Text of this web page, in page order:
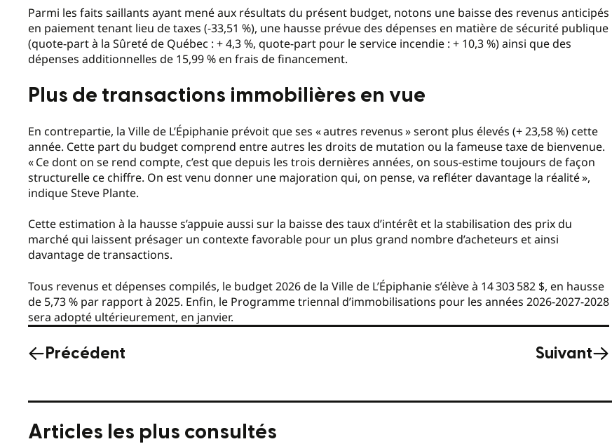
Parmi les faits saillants ayant mené aux résultats du présent budget, notons une baisse des revenus anticipés
en paiement tenant lieu de taxes (-33,51 %), une hausse prévue des dépenses en matière de sécurité publique
(quote-part à la Sûreté de Québec : + 4,3 %, quote-part pour le service incendie : + 10,3 %) ainsi que des
dépenses additionnelles de 15,99 % en frais de financement.
Plus de transactions immobilières en vue
En contrepartie, la Ville de L’Épiphanie prévoit que ses « autres revenus » seront plus élevés (+ 23,58 %) cette
année. Cette part du budget comprend entre autres les droits de mutation ou la fameuse taxe de bienvenue.
« Ce dont on se rend compte, c’est que depuis les trois dernières années, on sous-estime toujours de façon
structurelle ce chiffre. On est venu donner une majoration qui, on pense, va refléter davantage la réalité »,
indique Steve Plante.
Cette estimation à la hausse s’appuie aussi sur la baisse des taux d’intérêt et la stabilisation des prix du
marché qui laissent présager un contexte favorable pour un plus grand nombre d’acheteurs et ainsi
davantage de transactions.
Tous revenus et dépenses compilés, le budget 2026 de la Ville de L’Épiphanie s’élève à 14 303 582 $, en hausse
de 5,73 % par rapport à 2025. Enfin, le Programme triennal d’immobilisations pour les années 2026-2027-2028
sera adopté ultérieurement, en janvier.
Précédent Suivant
Articles les plus consultés